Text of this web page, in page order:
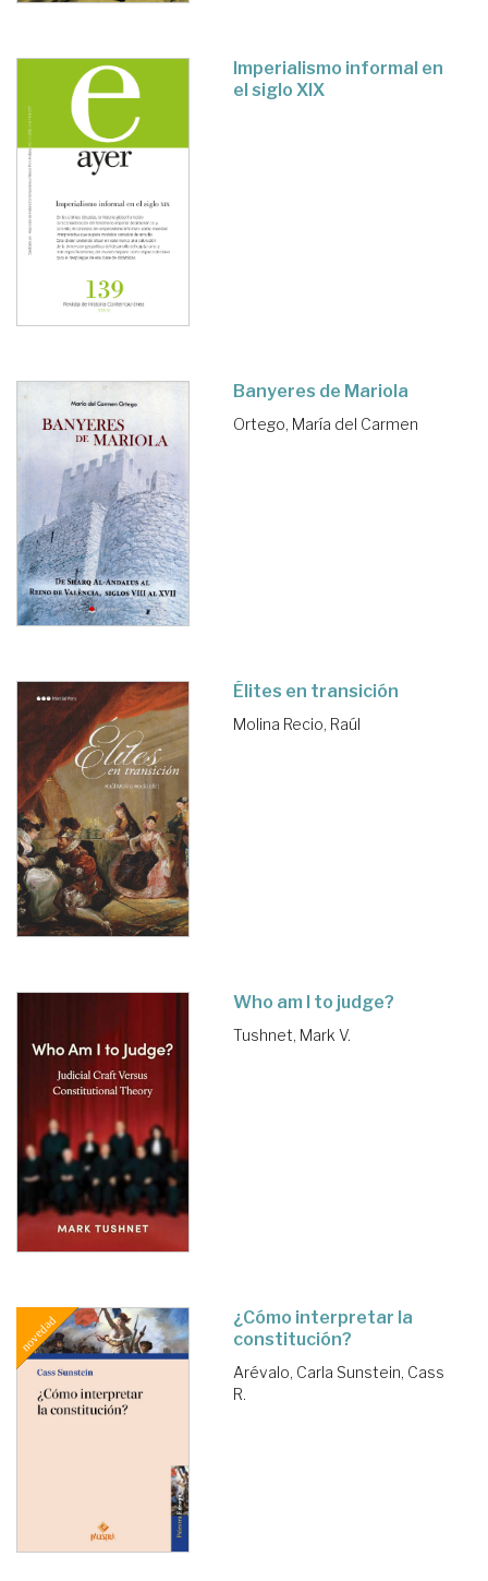
Imperialismo informal en
el siglo XIX
Banyeres de Mariola
Ortego, María del Carmen
Élites en transición
Molina Recio, Raúl
Who am I to judge?
Tushnet, Mark V.
¿Cómo interpretar la
constitución?
Arévalo, Carla Sunstein, Cass
R.